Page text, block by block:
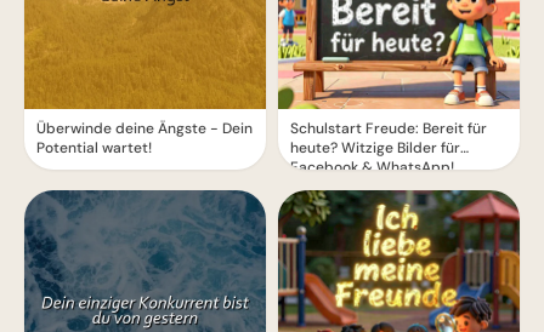
Überwinde deine Ängste - Dein
Potential wartet!
Schulstart Freude: Bereit für
heute? Witzige Bilder für
Facebook & WhatsApp!